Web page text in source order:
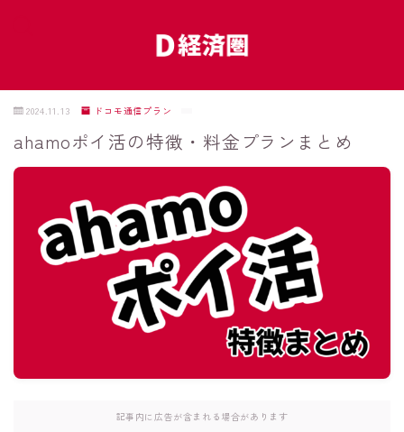
2024.11.13 ドコモ通信プラン
ahamoポイ活の特徴・料金プランまとめ
記事内に広告が含まれる場合があります